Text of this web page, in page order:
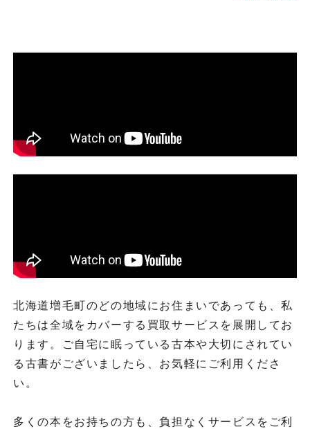
北海道増毛町のどの地域にお住まいであっても、私
たちは全域をカバーする買取サービスを展開してお
ります。ご自宅に眠っている古本や大切にされてい
る古書がございましたら、お気軽にご利用くださ
い。
多くの本をお持ちの方も、負担なくサービスをご利